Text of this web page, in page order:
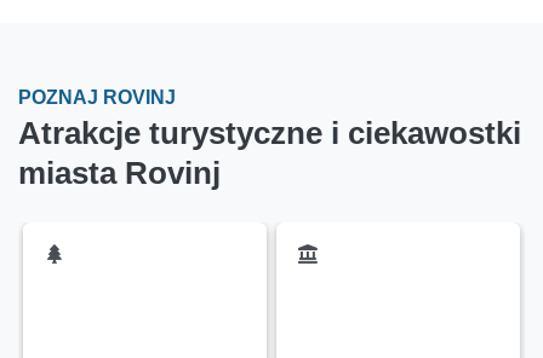
POZNAJ ROVINJ
Atrakcje turystyczne i ciekawostki
miasta Rovinj